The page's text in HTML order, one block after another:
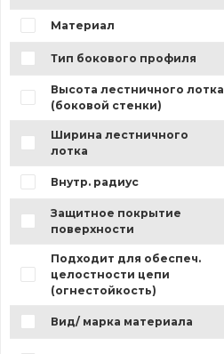
Материал
Тип бокового профиля
Высота лестничного лотка
(боковой стенки)
Ширина лестничного
лотка
Внутр. радиус
Защитное покрытие
поверхности
Подходит для обеспеч.
целостности цепи
(огнестойкость)
Вид/ марка материала